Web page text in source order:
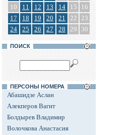
10
11 12 13 14 15
16
17
18 19 20 21 22 23
24
25 26 27 28 29 30
ПОИСК
ПЕРСОНЫ НОМЕРА
Абашидзе Аслан
Алекперов Вагит
Болдырев Владимир
Волочкова Анастасия